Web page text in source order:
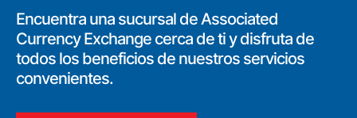
Encuentra una sucursal de Associated
Currency Exchange cerca de ti y disfruta de
todos los beneficios de nuestros servicios
convenientes.